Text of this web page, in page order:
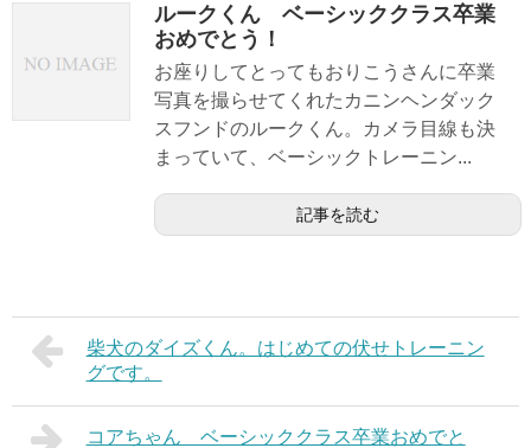
ルークくん ベーシッククラス卒業
おめでとう！
お座りしてとってもおりこうさんに卒業
写真を撮らせてくれたカニンヘンダック
スフンドのルークくん。カメラ目線も決
まっていて、ベーシックトレーニン...
記事を読む
柴犬のダイズくん。はじめての伏せトレーニン
グです。
コアちゃん ベーシッククラス卒業おめでと